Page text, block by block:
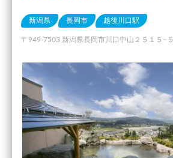
新潟県 長岡市 越後川口駅
〒949-7503 新潟県長岡市川口中山２５１５−５